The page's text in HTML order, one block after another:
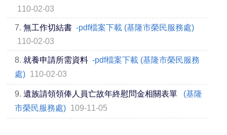
110-02-03
7. 無工作切結書 -pdf檔案下載 (基隆市榮民服務處)
110-02-03
8. 就養申請所需資料 -pdf檔案下載 (基隆市榮民服務
處) 110-02-03
9. 遺族請領領俸人員亡故年終慰問金相關表單
(基隆
市榮民服務處) 109-11-05